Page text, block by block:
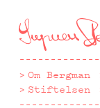
till
huvudinnehåll
Om Bergman
Stiftelsen